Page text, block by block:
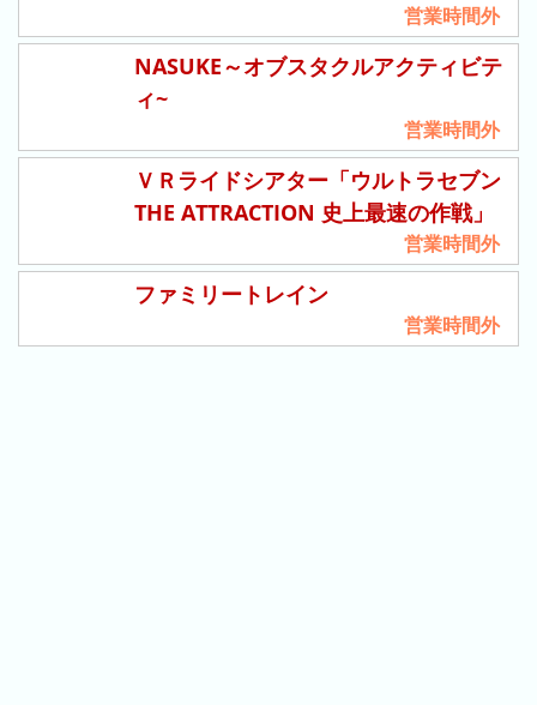
花
ス
営業時間外
NASUKE～オブスタクルアクティビテ
ィ~
営業時間外
ＶＲライドシアター「ウルトラセブン
THE ATTRACTION 史上最速の作戦」
営業時間外
ファミリートレイン
営業時間外